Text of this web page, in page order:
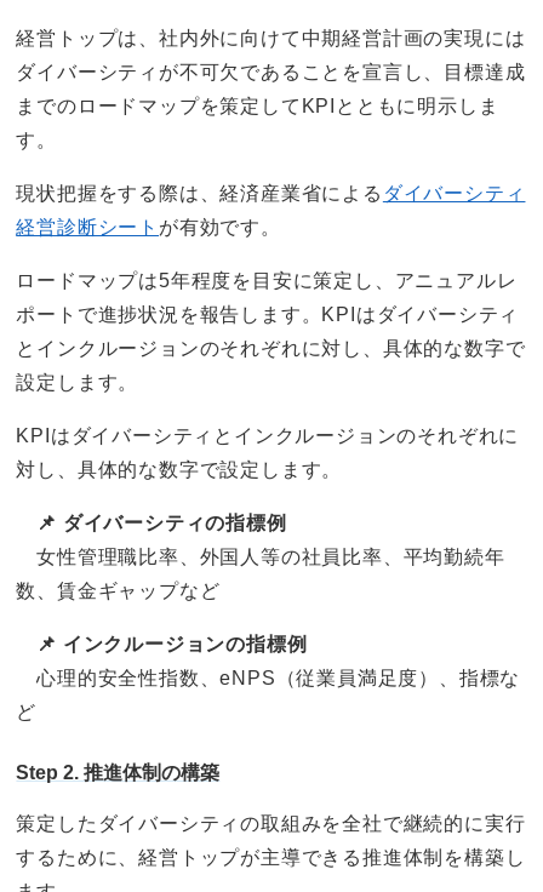
経営トップは、社内外に向けて中期経営計画の実現には
ダイバーシティが不可欠であることを宣言し、目標達成
までのロードマップを策定してKPIとともに明示しま
す。
現状把握をする際は、経済産業省による ダイバーシティ
経営診断シート が有効です。
ロードマップは5年程度を目安に策定し、アニュアルレ
ポートで進捗状況を報告します。KPIはダイバーシティ
とインクルージョンのそれぞれに対し、具体的な数字で
設定します。
KPIはダイバーシティとインクルージョンのそれぞれに
対し、具体的な数字で設定します。
📌 ダイバーシティの指標例
女性管理職比率、外国人等の社員比率、平均勤続年
数、賃金ギャップなど
📌 インクルージョンの指標例
心理的安全性指数、eNPS（従業員満足度）、指標な
ど
Step 2. 推進体制の構築
策定したダイバーシティの取組みを全社で継続的に実行
するために、経営トップが主導できる推進体制を構築し